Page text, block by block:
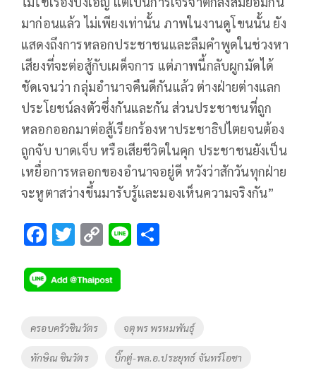
มาก่อนแล้ว ไม่เพียงเท่านั้น ภาพในงานดูโขนนั้น ยัง
แสดงถึงการหลอกประชาชนและลืมคำพูดในช่วงหา
เสียงที่จะต่อสู้กับเผด็จการ แต่ภาพนี้กลับผูกมัดได้
ชัดเจนว่า กลุ่มอำนาจคืนดีกันแล้ว ต่างฝ่ายต่างแลก
ประโยชน์ลงตัวซึ่งกันและกัน ส่วนประชาชนที่ถูก
หลอกออกมาต่อสู้เรียกร้องหาประชาธิปไตยจนต้อง
ถูกจับ บาดเจ็บ หรือเสียชีวิตในคุก ประชาชนยังเป็น
เหยื่อการหลอกของอำนาจอยู่ดี หวังว่าสักวันทุกฝ่าย
จะหูตาสว่างขึ้นมารับรู้และมองเห็นความจริงกัน”
F
e
b
o
o
k
T
tt
er
C
p
y
Li
Tags
ครอบครัวชินวัตร จตุพร พรหมพันธุ์
ทักษิณ ชินวัตร บิ๊กตู่-พล.อ.ประยุทธ์ จันทร์โอชา